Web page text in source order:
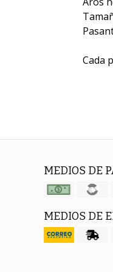
Cada
MEDIOS DE
MEDIOS DE